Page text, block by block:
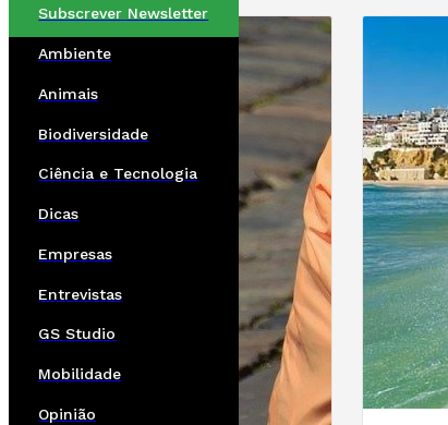
Subscrever Newsletter
Ambiente
Animais
Biodiversidade
Ciência e Tecnologia
Dicas
Empresas
Entrevistas
GS Studio
Mobilidade
Opinião